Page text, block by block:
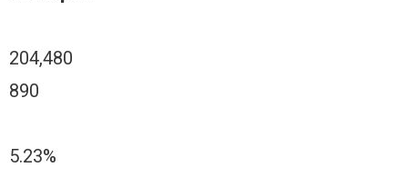
204,480
890
5.23%